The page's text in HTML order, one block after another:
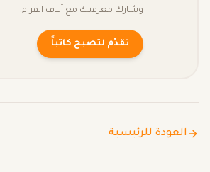
وشارك معرفتك مع آلاف القراء.
تقدّم لتصبح كاتباً
العودة للرئيسية